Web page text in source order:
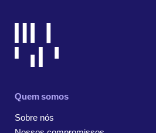
Quem somos
Sobre nós